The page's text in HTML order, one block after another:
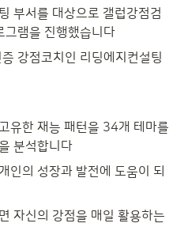
부서를 대상으로 갤럽강점검
램을 진행했습니다
강점코치인 리딩에지컨설팅
유한 재능 패턴을 34개 테마를
분석합니다
인의 성장과 발전에 도움이 되
자신의 강점을 매일 활용하는